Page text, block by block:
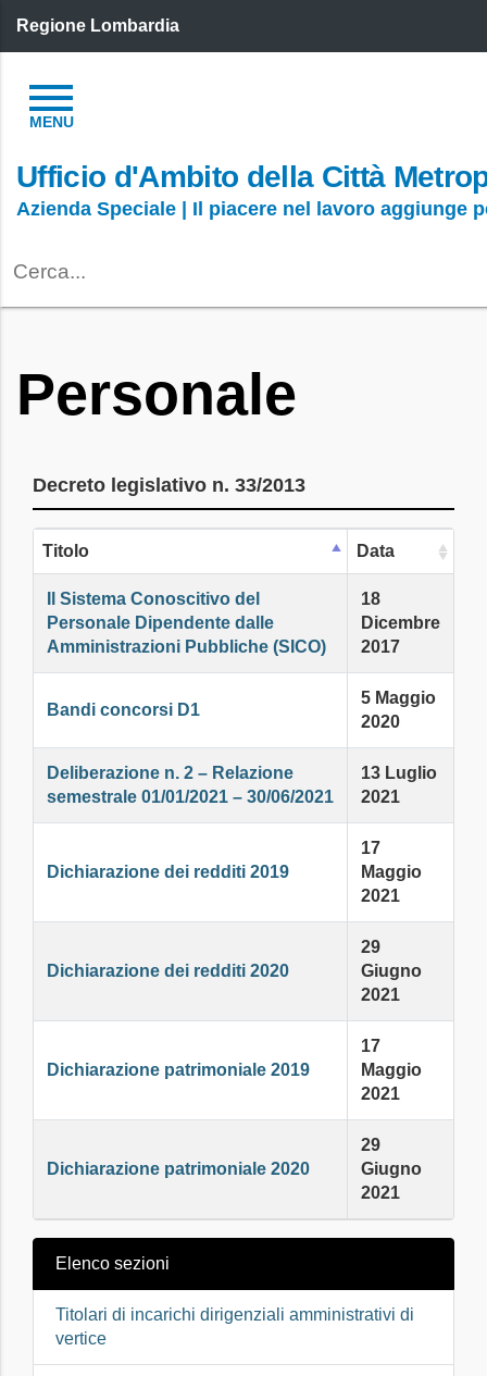
Regione Lombardia
Ufficio d'Ambito della Città
Azienda Speciale | Il piacere nel lavoro aggiunge
Personale
Decreto legislativo n. 33/2013
Titolo Data
Il Sistema Conoscitivo del
Personale Dipendente dalle
Amministrazioni Pubbliche (SICO)
18
Dicembre
2017
Bandi concorsi D1
5 Maggio
2020
Deliberazione n. 2 – Relazione
semestrale 01/01/2021 – 30/06/2021
13 Luglio
2021
Dichiarazione dei redditi 2019
17
Maggio
2021
Dichiarazione dei redditi 2020
29
Giugno
2021
Dichiarazione patrimoniale 2019
17
Maggio
2021
Dichiarazione patrimoniale 2020
29
Giugno
2021
Elenco sezioni
Titolari di incarichi dirigenziali amministrativi di
vertice